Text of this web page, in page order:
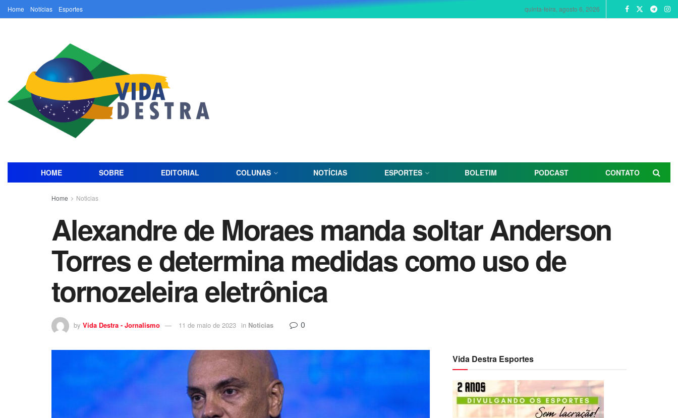
Home Notícias Esportes quinta-feira, agosto 6, 2026
HOME SOBRE EDITORIAL COLUNAS NOTÍCIAS ESPORTES BOLETIM PODCAST CONTATO
Home Noticias
Alexandre de Moraes manda soltar Anderson
Torres e determina medidas como uso de
tornozeleira eletrônica
by Vida Destra - Jornalismo 11 de maio de 2023 in Noticias 0
Vida Destra Esportes